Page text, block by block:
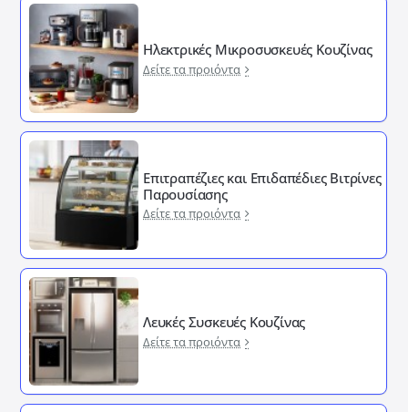
Ηλεκτρικές Μικροσυσκευές Κουζίνας
Δείτε τα προιόντα
Επιτραπέζιες και Επιδαπέδιες Βιτρίνες
Παρουσίασης
Δείτε τα προιόντα
Λευκές Συσκευές Κουζίνας
Δείτε τα προιόντα